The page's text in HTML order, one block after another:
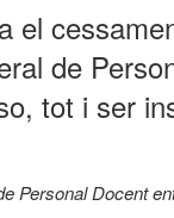
el
de
tot i ser
Personal Docent